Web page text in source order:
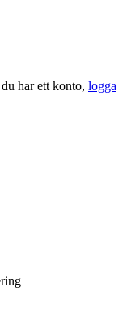
har ett konto, logga